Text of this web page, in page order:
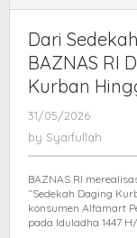
Dari
BAZNAS RI
Kurban
31/05/2026
by Syaifullah
BAZNAS RI
“Sedekah Daging
konsumen Alfamart
pada Iduladha 1447